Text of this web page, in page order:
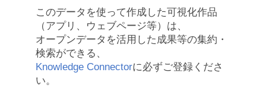
このデータを使って作成した可視化作品
（アプリ、ウェブページ等）は、
オープンデータを活用した成果等の集約・
検索ができる、
Knowledge Connectorに必ずご登録くださ
い。